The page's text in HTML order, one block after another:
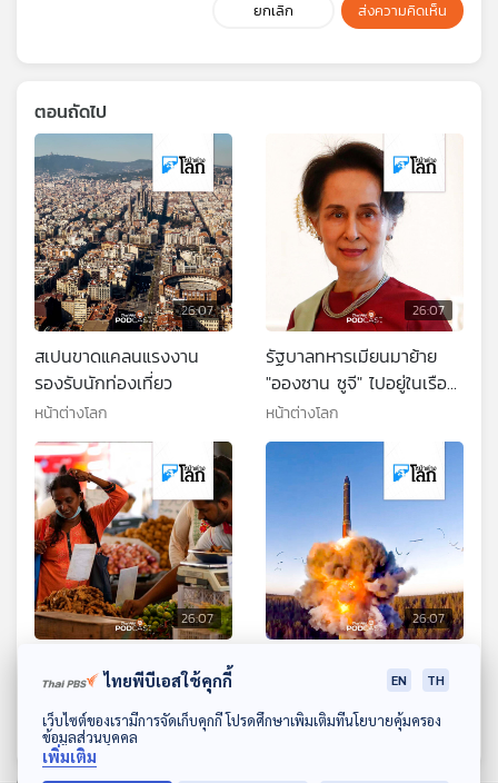
ดาวน์โหลด Thai PBS Podcast Application
ยกเลิก ส่งความคิดเห็น
ตอนถัดไป
26:07
สเปนขาดแคลนแรงงาน
รองรับนักท่องเที่ยว
หน้าต่างโลก
26:07
รัฐบาลทหารเมียนมาย้าย
"อองซาน ซูจี" ไปอยู่ในเรือน
จำ ทำให้หลายฝ่ายกังวล
เรื่องสุขภาพ
หน้าต่างโลก
26:07
ศรีลังกาให้ข้าราชการทำงาน
4 วันต่อสัปดาห์ เพื่อเอา
เวลาไปปลูกผัก แก้ปัญหา
อาหารขาดแคลน
หน้าต่างโลก
26:07
ศูนย์วิจัยสวีเดนระบุโลกมี
ความเสี่ยงที่จะใช้นิวเคลียร์
สาเหตุมาจากความขัดแย้ง
หน้าต่างโลก
ไทยพีบีเอสใช้คุกกี้ EN TH
เว็บไซต์ของเรามีการจัดเก็บคุกกี้ โปรดศึกษาเพิ่มเติมที่นโยบายคุ้มครอง
ข้อมูลส่วนบุคคล
เพิ่มเติม